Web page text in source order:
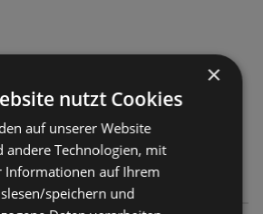
07:00 -
19:00 Uhr
08:00-18:00 Uhr
×
nutzt Cookies
auf unserer Website
andere Technologien, mit
Informationen auf Ihrem
speichern und